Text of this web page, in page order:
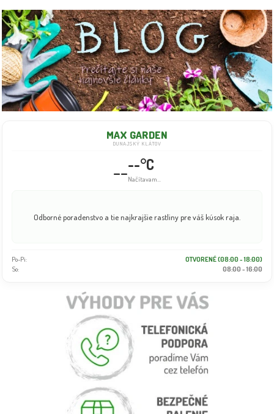
MAX GARDEN
DUNAJSKÝ KLÁTOV
----°C
Načítavam...
Odborné poradenstvo a tie najkrajšie rastliny pre váš kúsok raja.
Po-Pi:
OTVORENÉ (08:00 - 18:00)
So:
08:00 - 16:00